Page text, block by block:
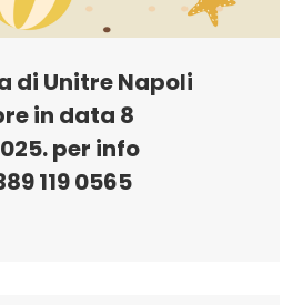
di Unitre Napoli
in data 8
per info
119 0565